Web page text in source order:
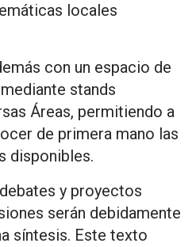
locales
con un espacio de
stands
Áreas, permitiendo a
de primera mano las
disponibles.
y proyectos
serán debidamente
síntesis. Este texto